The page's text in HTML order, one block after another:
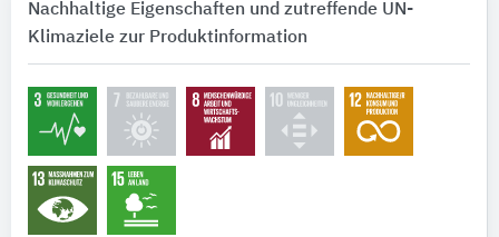
Nachhaltige Eigenschaften und zutreffende UN-
Klimaziele zur Produktinformation